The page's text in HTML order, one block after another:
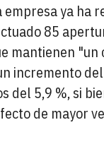
empresa ya ha
85
mantienen
incremento
del 5,9 %, si
de mayor